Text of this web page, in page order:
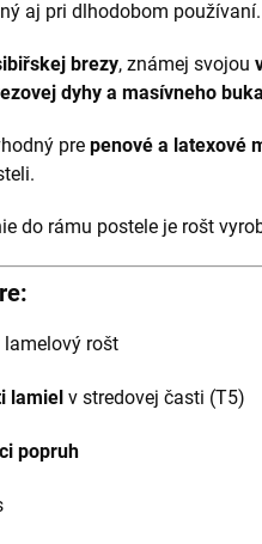
aj pri dlhodobom používaní.
brezy, známej svojou
dyhy a masívneho buka
pre penové a latexové
do rámu postele je rošt
rošt
lamiel v stredovej časti (T5)
popruh